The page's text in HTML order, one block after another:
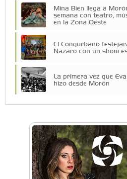
Mina Bien llega a
semana con teatro,
en la Zona Oeste
El Congurbano
Nazaro con un show
La primera vez que
hizo desde Morón
Mariana Croce: "Hoy
un asesoramiento
seguridad"
Música, teatro, yoga,
Conocé todos los